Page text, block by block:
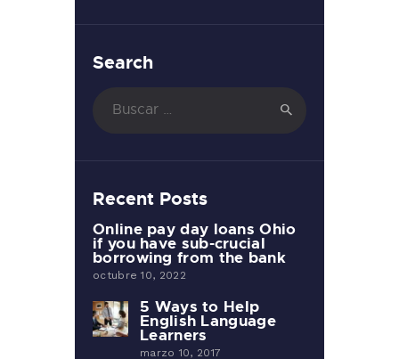
Search
Recent Posts
Online pay day loans Ohio
if you have sub-crucial
borrowing from the bank
octubre 10, 2022
5 Ways to Help
English Language
Learners
marzo 10, 2017